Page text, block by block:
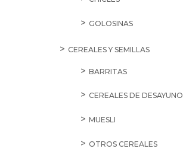
GOLOSINAS
CEREALES Y SEMILLAS
BARRITAS
CEREALES DE DESAYUNO
MUESLI
OTROS CEREALES